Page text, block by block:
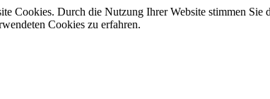
Cookies. Durch die Nutzung Ihrer Website stimmen
Cookies zu erfahren.